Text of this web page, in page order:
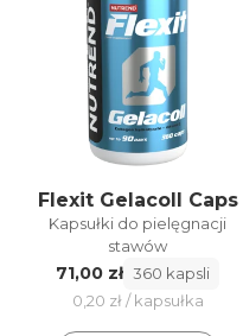
Flexit Gelacoll Caps
Kapsułki do pielęgnacji
stawów
71,00 zł 360 kapsli
0,20 zł / kapsułka